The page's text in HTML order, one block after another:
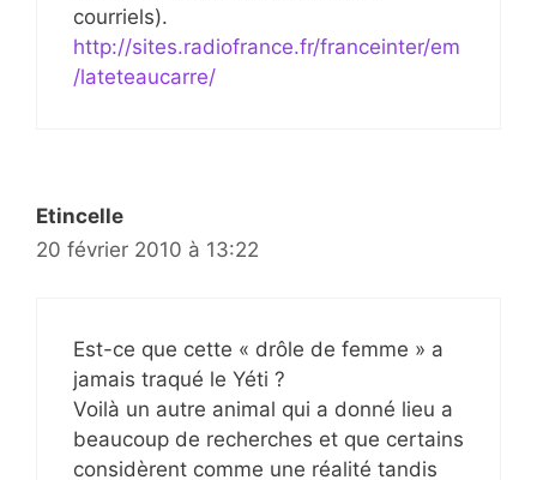
courriels).
http://sites.radiofrance.fr/franceinter/em
/lateteaucarre/
Etincelle
20 février 2010 à 13:22
Est-ce que cette « drôle de femme » a
jamais traqué le Yéti ?
Voilà un autre animal qui a donné lieu a
beaucoup de recherches et que certains
considèrent comme une réalité tandis